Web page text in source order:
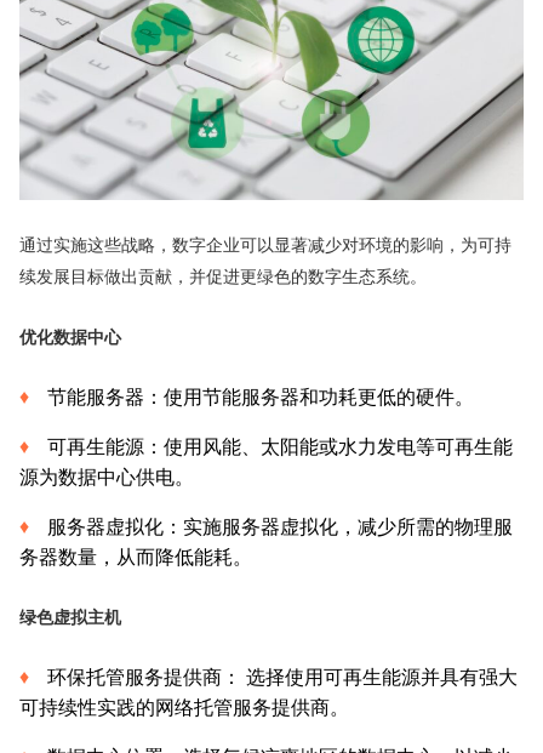
通过实施这些战略，数字企业可以显著减少对环境的影响，为可持
续发展目标做出贡献，并促进更绿色的数字生态系统。
优化数据中心
节能服务器：使用节能服务器和功耗更低的硬件。
可再生能源：使用风能、太阳能或水力发电等可再生能
源为数据中心供电。
服务器虚拟化：实施服务器虚拟化，减少所需的物理服
务器数量，从而降低能耗。
绿色虚拟主机
环保托管服务提供商： 选择使用可再生能源并具有强大
可持续性实践的网络托管服务提供商。